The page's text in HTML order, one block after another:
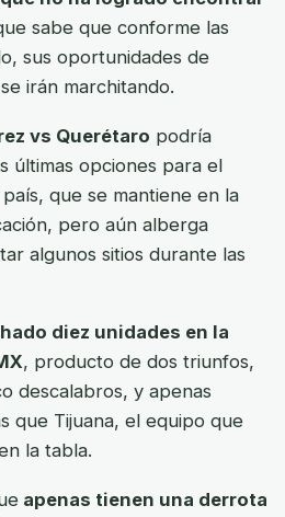
sabe que conforme las
sus oportunidades de
irán marchitando.
vs Querétaro podría
últimas opciones para el
que se mantiene en la
pero aún alberga
algunos sitios durante las
diez unidades en la
, producto de dos triunfos,
descalabros, y apenas
que Tijuana, el equipo que
la tabla.
apenas tienen una derrota